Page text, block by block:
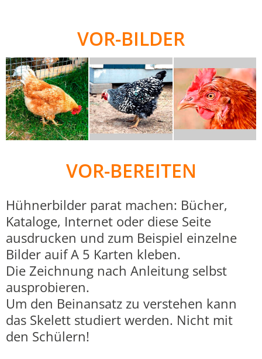
VOR-BILDER
VOR-BEREITEN
Hühnerbilder parat machen: Bücher,
Kataloge, Internet oder diese Seite
ausdrucken und zum Beispiel einzelne
Bilder auif A 5 Karten kleben.
Die Zeichnung nach Anleitung selbst
ausprobieren.
Um den Beinansatz zu verstehen kann
das Skelett studiert werden. Nicht mit
den Schülern!